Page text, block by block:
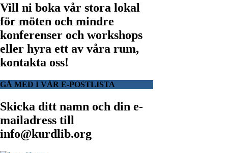
Vill ni boka vår stora lokal
för möten och mindre
konferenser och workshops
eller hyra ett av våra rum,
kontakta oss!
GÅ MED I VÅR E-POSTLISTA
Skicka ditt namn och din e-
mailadress till
info@kurdlib.org